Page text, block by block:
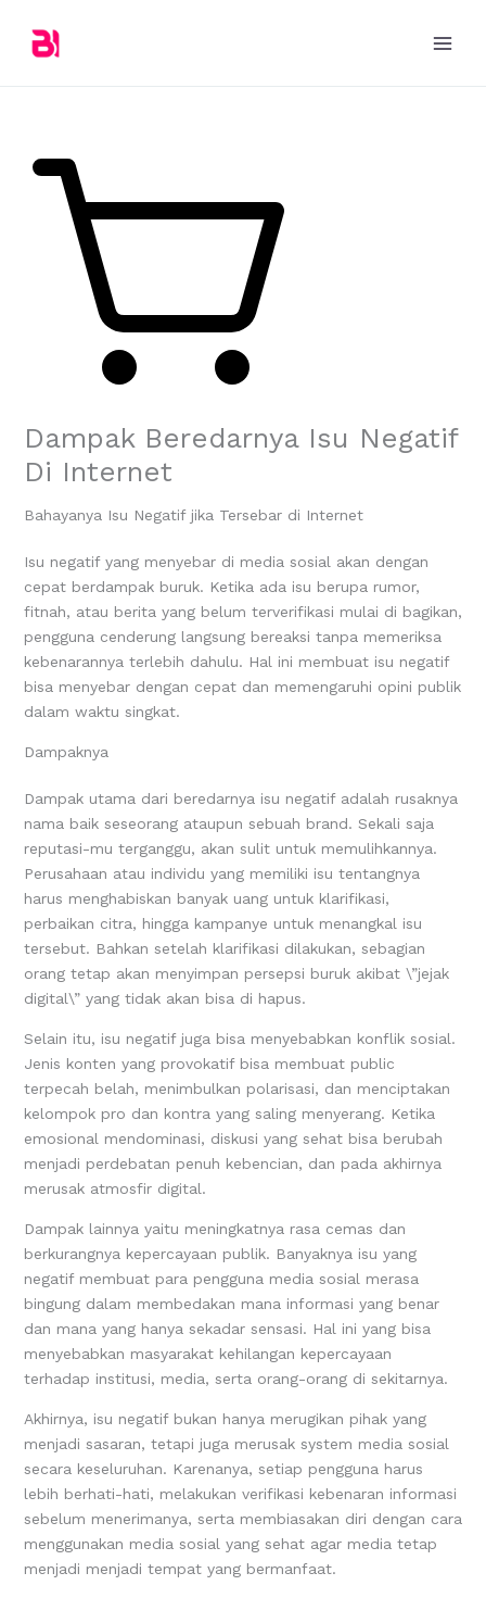
content
Dampak Beredarnya Isu Negatif
Di Internet
Bahayanya Isu Negatif jika Tersebar di Internet
Isu negatif yang menyebar di media sosial akan dengan
cepat berdampak buruk. Ketika ada isu berupa rumor,
fitnah, atau berita yang belum terverifikasi mulai di bagikan,
pengguna cenderung langsung bereaksi tanpa memeriksa
kebenarannya terlebih dahulu. Hal ini membuat isu negatif
bisa menyebar dengan cepat dan memengaruhi opini publik
dalam waktu singkat.
Dampaknya
Dampak utama dari beredarnya isu negatif adalah rusaknya
nama baik seseorang ataupun sebuah brand. Sekali saja
reputasi-mu terganggu, akan sulit untuk memulihkannya.
Perusahaan atau individu yang memiliki isu tentangnya
harus menghabiskan banyak uang untuk klarifikasi,
perbaikan citra, hingga kampanye untuk menangkal isu
tersebut. Bahkan setelah klarifikasi dilakukan, sebagian
orang tetap akan menyimpan persepsi buruk akibat \”jejak
digital\” yang tidak akan bisa di hapus.
Selain itu, isu negatif juga bisa menyebabkan konflik sosial.
Jenis konten yang provokatif bisa membuat public
terpecah belah, menimbulkan polarisasi, dan menciptakan
kelompok pro dan kontra yang saling menyerang. Ketika
emosional mendominasi, diskusi yang sehat bisa berubah
menjadi perdebatan penuh kebencian, dan pada akhirnya
merusak atmosfir digital.
Dampak lainnya yaitu meningkatnya rasa cemas dan
berkurangnya kepercayaan publik. Banyaknya isu yang
negatif membuat para pengguna media sosial merasa
bingung dalam membedakan mana informasi yang benar
dan mana yang hanya sekadar sensasi. Hal ini yang bisa
menyebabkan masyarakat kehilangan kepercayaan
terhadap institusi, media, serta orang-orang di sekitarnya.
Akhirnya, isu negatif bukan hanya merugikan pihak yang
menjadi sasaran, tetapi juga merusak system media sosial
secara keseluruhan. Karenanya, setiap pengguna harus
lebih berhati-hati, melakukan verifikasi kebenaran informasi
sebelum menerimanya, serta membiasakan diri dengan cara
menggunakan media sosial yang sehat agar media tetap
menjadi menjadi tempat yang bermanfaat.